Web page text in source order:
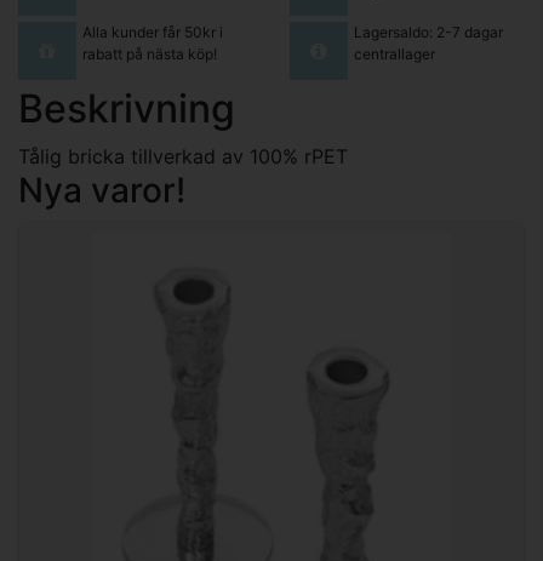
Alla kunder får 50kr i
rabatt på nästa köp!
Lagersaldo: 2-7 dagar
centrallager
Beskrivning
Tålig bricka tillverkad av 100% rPET
Nya varor!